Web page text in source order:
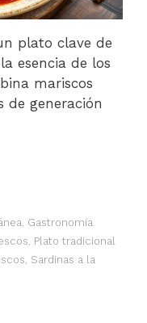
plato clave de
esencia de los
mariscos
de generación
Gastronomía
Plato tradicional
Sardinas a la